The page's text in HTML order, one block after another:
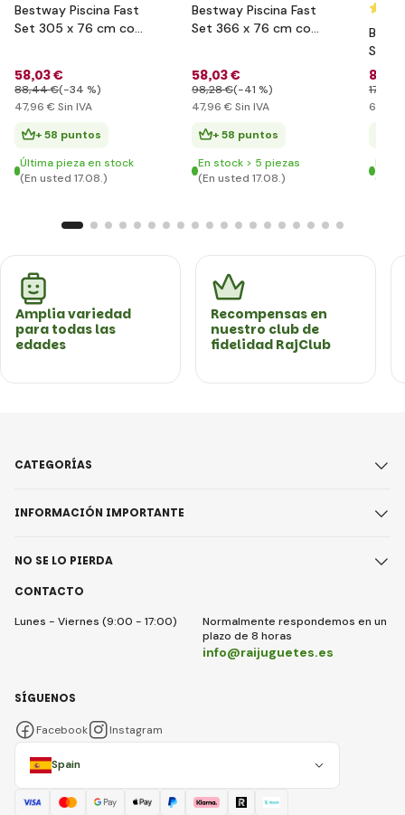
Bestway Piscina Fast
Set 305 x 76 cm con
58,03 €
88,44 €(-34 %)
47,96 € Sin IVA
+ 58 puntos
Última pieza en stock
(En usted 17.08.)
Bestway Piscina Fast
Set 366 x 76 cm con
58,03 €
98,28 €(-41 %)
47,96 € Sin IVA
+ 58 puntos
En stock > 5 piezas
(En usted 17.08.)
Set
84
176
69
En
(En
Amplia variedad
para todas las
edades
Recompensas en
nuestro club de
fidelidad RajClub
CONTACTO
Lunes - Viernes (9:00 - 17:00)
Normalmente respondemos en un
plazo de 8 horas
info@raijuguetes.es
CATEGORÍAS
INFORMACIÓN IMPORTANTE
NO SE LO PIERDA
Spain
SÍGUENOS
Facebook Instagram